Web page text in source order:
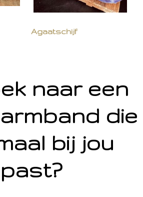
Agaatschijf
naar een
die
bij jou
past?